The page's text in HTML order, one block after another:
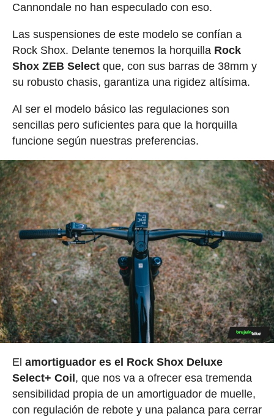
Cannondale no han especulado con eso.
Las suspensiones de este modelo se confían a
Rock Shox. Delante tenemos la horquilla Rock
Shox ZEB Selectque, con sus barras de 38mm y
su robusto chasis, garantiza una rigidez altísima.
Al ser el modelo básico las regulaciones son
sencillas pero suficientes para que la horquilla
funcione según nuestras preferencias.
El amortiguador es el Rock Shox Deluxe
Select+ Coil , que nos va a ofrecer esa tremenda
sensibilidad propia de un amortiguador de muelle,
con regulación de rebote y una palanca para cerrar